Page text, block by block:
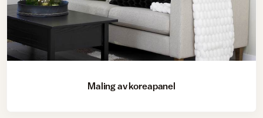
Maling av koreapanel